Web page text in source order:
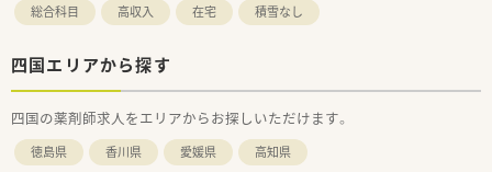
総合科目
高収入 在宅 積雪なし
四国エリアから探す
四国の薬剤師求人をエリアからお探しいただけます。
徳島県 香川県 愛媛県 高知県